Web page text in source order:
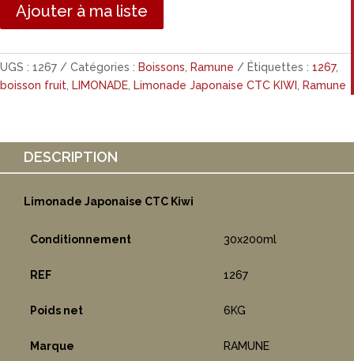
Ajouter à ma liste
UGS : 1267 Catégories : Boissons Ramune Étiquettes : 1267,
boisson fruit LIMONADE Limonade Japonaise CTC KIWI Ramune
DESCRIPTION
Limonade Japonaise CTC Kiwi
Conditionnement 30x200ml
REF 1267
Poids net 6KG
Marque RAMUNE